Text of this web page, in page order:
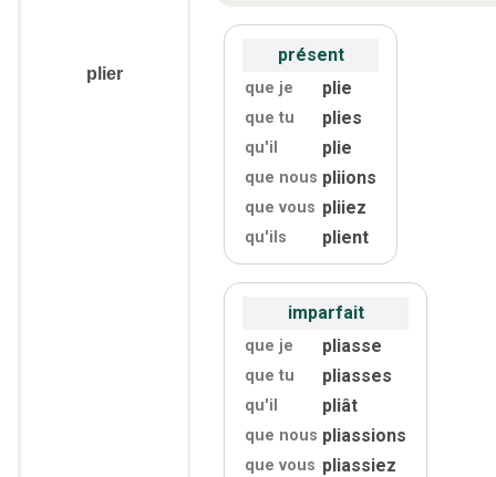
plier
présent
que je plie
que tu plies
qu'il plie
que nous pliions
que vous pliiez
qu'ils plient
imparfait
que je pliasse
que tu pliasses
qu'il pliât
que nous pliassions
que vous pliassiez